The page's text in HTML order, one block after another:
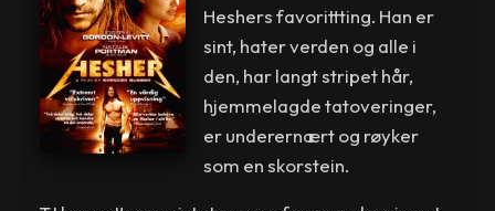
Heshers favorittting. Han er
sint, hater verden og alle i
den, har langt stripet hår,
hjemmelagde tatoveringer,
er underernært og røyker
som en skorstein.